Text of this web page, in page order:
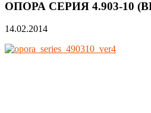
ОПОРА СЕРИЯ 4.903-10
14.02.2014